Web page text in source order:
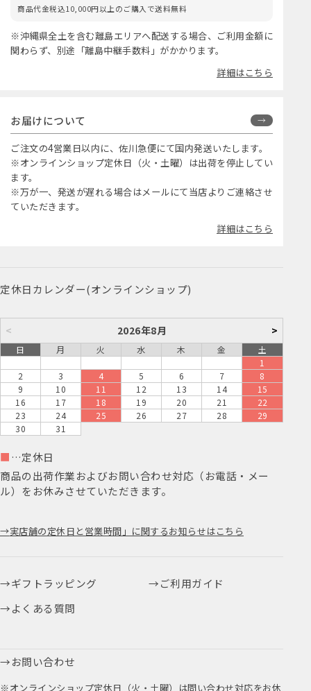
商品代金税込10,000円以上のご購入で送料無料
※沖縄県全土を含む離島エリアへ配送する場合、ご利用金額に
関わらず、別途「離島中継手数料」がかかります。
詳細はこちら
お届けについて
ご注文の4営業日以内に、佐川急便にて国内発送いたします。
※オンラインショップ定休日（火・土曜）は出荷を停止してい
ます。
※万が一、発送が遅れる場合はメールにて当店よりご連絡させ
ていただきます。
詳細はこちら
定休日カレンダー(オンラインショップ)
< 2026年8月 >
日 月 火 水 木 金
土
1
2
3 4 5 6 7
8
9
10 11 12 13 14
15
16
17 18 19 20 21
22
23
24 25 26 27 28
29
30
31
■ …定休日
商品の出荷作業およびお問い合わせ対応（お電話・メー
ル）をお休みさせていただきます。
実店舗の定休日と営業時間」に関するお知らせはこちら
ギフトラッピング
ご利用ガイド
よくある質問
お問い合わせ
※オンラインショップ定休日（火・土曜）は問い合わせ対応をお休